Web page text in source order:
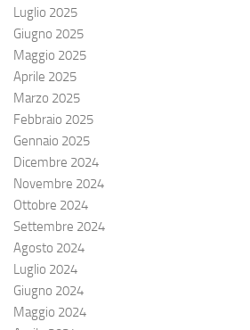
Luglio 2025
Giugno 2025
Maggio 2025
Aprile 2025
Marzo 2025
Febbraio 2025
Gennaio 2025
Dicembre 2024
Novembre 2024
Ottobre 2024
Settembre 2024
Agosto 2024
Luglio 2024
Giugno 2024
Maggio 2024